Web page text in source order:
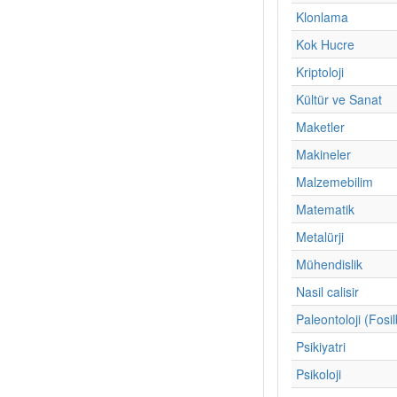
Klonlama
Kok Hucre
Kriptoloji
Kültür ve Sanat
Maketler
Makineler
Malzemebilim
Matematik
Metalürji
Mühendislik
Nasil calisir
Paleontoloji
Psikiyatri
Psikoloji